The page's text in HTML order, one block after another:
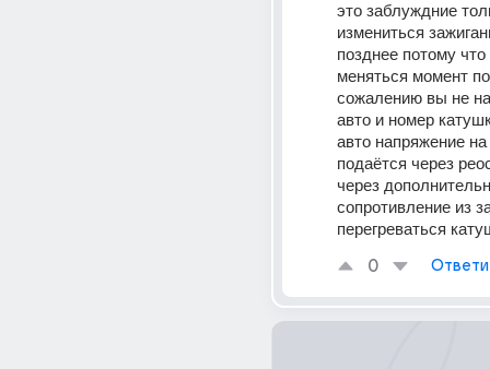
это заблуждние
измениться
позднее потому
меняться момент
сожалению вы не
авто и номер
авто напряжение
подаётся через
через
сопротивление из
перегреваться
0